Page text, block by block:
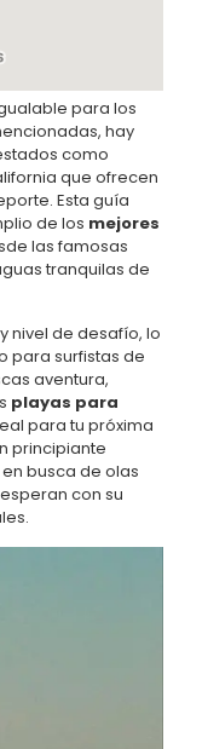
para los
hay
como
que ofrecen
Esta guía
de los mejores
las famosas
tranquilas de
nivel de desafío, lo
para surfistas de
aventura,
playas para
para tu próxima
principiante
busca de olas
con su